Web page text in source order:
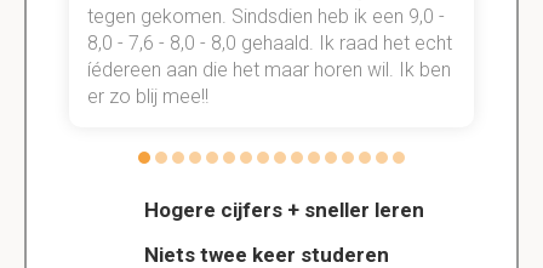
Hogere cijfers + sneller leren
Niets twee keer studeren
tegen gekomen. Sindsdien heb ik een 9,0 -
8,0 - 7,6 - 8,0 - 8,0 gehaald. Ik raad het echt
íédereen aan die het maar horen wil. Ik ben
er zo blij mee!!